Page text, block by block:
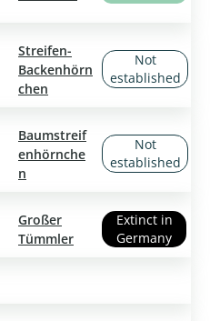
Streifen-
Backenhörn
chen
Not
established
Baumstreif
enhörnche
n
Not
established
Großer
Tümmler
Extinct in
Germany